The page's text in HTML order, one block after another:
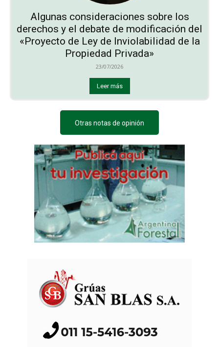
Algunas consideraciones sobre los
derechos y el debate de modificación del
«Proyecto de Ley de Inviolabilidad de la
Propiedad Privada»
23/07/2026
Leer más
Otras notas de opinión